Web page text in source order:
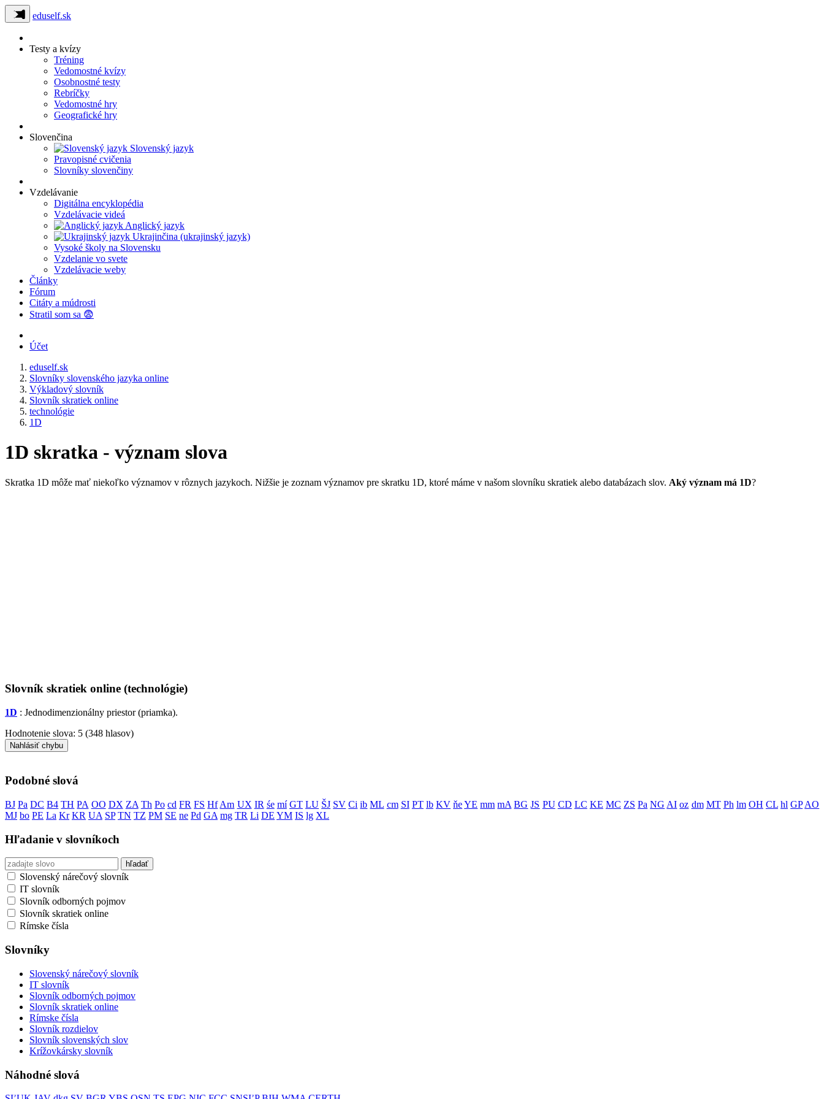
eduself.sk
Testy a kvízy
Tréning
Vedomostné kvízy
Osobnostné testy
Rebríčky
Vedomostné hry
Geografické hry
Slovenčina
Slovenský jazyk
Pravopisné cvičenia
Slovníky slovenčiny
Vzdelávanie
Digitálna encyklopédia
Vzdelávacie videá
Anglický jazyk
Ukrajinčina (ukrajinský jazyk)
Vysoké školy na Slovensku
Vzdelanie vo svete
Vzdelávacie weby
Články
Fórum
Citáty a múdrosti
Stratil som sa 😨
Účet
eduself.sk
Slovníky slovenského jazyka online
Výkladový slovník
Slovník skratiek online
technológie
1D
1D skratka - význam slova
Skratka 1D môže mať niekoľko významov v rôznych jazykoch. Nižšie je zoznam významov pre skratku 1D, ktoré máme v našom slovníku skratiek alebo databázach slov. Aký význam má 1D?
Slovník skratiek online (technológie)
1D : Jednodimenzionálny priestor (priamka).
Hodnotenie slova: 5 (348 hlasov)
Nahlásiť chybu
Podobné slová
BJ Pa DC B4 TH PA OO DX ZA Th Po cd FR FS Hf Am UX IR śe mí GT LU ŠJ SV Ci ib ML cm SI PT lb KV ňeYE mm mA BG JS PU CD LC KE MC ZS Pa NG AI oz dm MT Ph lm OH CL hl GP AO
MJ bo PE La Kr KR UA SP TN TZ PM SE ne Pd GA mg TR Li DE YM IS lg XL
Hľadanie v slovníkoch
Slovenský nárečový slovník
IT slovník
Slovník odborných pojmov
Slovník skratiek online
Rímske čísla
Slovníky
Slovenský nárečový slovník
IT slovník
Slovník odborných pojmov
Slovník skratiek online
Rímske čísla
Slovník rozdielov
Slovník slovenských slov
Krížovkársky slovník
Náhodné slová